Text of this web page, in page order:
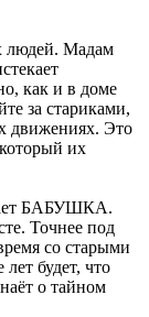
людей. Мадам
как и в доме
за стариками,
движениях. Это
их
БАБУШКА.
Точнее под
со старыми
будет, что
о тайном